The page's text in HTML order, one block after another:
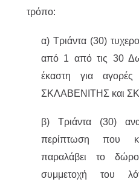
τρόπο:
α) Τριάντα (30)
από 1 από τις 30
έκαστη για
ΣΚΛΑΒΕΝΙΤΗΣ και
β) Τριάντα (30)
περίπτωση που
παραλάβει το
συμμετοχή του